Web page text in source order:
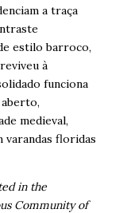
a traça
estilo barroco,
à
funciona
medieval,
varandas floridas
in the
Community of